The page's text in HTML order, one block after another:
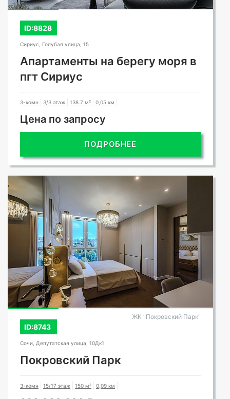
ID:8828
Сириус, Голубая улица, 15
Апартаменты на берегу моря в
пгт Сириус
3-комн 3/3 этаж 138.7 м² 0,05 км
Цена по запросу
ПОДРОБНЕЕ
ID:8743
ЖК "Покровский Парк"
Сочи, Депутатская улица, 10Дк1
Покровский Парк
3-комн 15/17 этаж 150 м² 0,09 км